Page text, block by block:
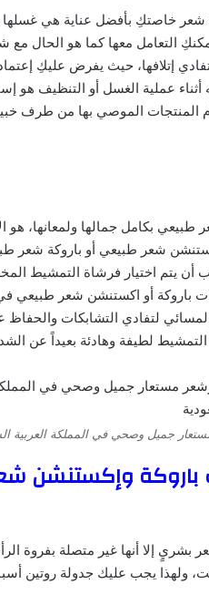
خاصتكِ بأفضل عناية هي
التعامل معها كما هو الحال مع
إتلافها، حيث يفرض عليكِ
عملية الغسل أو التنظيف هو
المنتجات الموصي بها من طرف
بكامل جمالها ولمعانها، هو
شعر طبيعي أو باروكة شعر
أن يتم اختيار فرشاة التمشيط
أو اكستنشن شعر طبيعي في
لتفادي التشابكات والحفاظ
لطيفة وهادئة بعيداً عن
جميل وصحي في المملكة العربية
باروكة وإكستنشن
إلا أنها غير متصلة بفروة
ولهذا يجب عليك جدولة روتين